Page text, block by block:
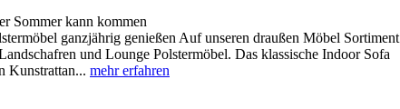
Sommer kann kommen
ganzjährig genießen Auf unseren draußen Möbel Sortiment
und Lounge Polstermöbel. Das klassische Indoor Sofa
Kunstrattan... mehr erfahren